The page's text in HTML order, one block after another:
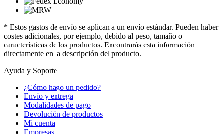
* Estos gastos de envío se aplican a un envío estándar. Pueden haber
costes adicionales, por ejemplo, debido al peso, tamaño o
características de los productos. Encontrarás esta información
directamente en la descripción del producto.
Ayuda y Soporte
¿Cómo hago un pedido?
Envío y entrega
Modalidades de pago
Devolución de productos
Mi cuenta
Empresas